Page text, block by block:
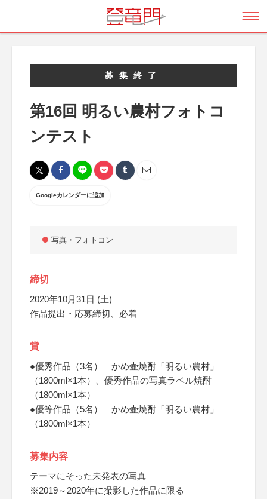
募集終了
第16回 明るい農村フォトコ
ンテスト
Googleカレンダーに追加
写真・フォトコン
締切
2020年10月31日 (土)
作品提出・応募締切、必着
賞
●優秀作品（3名） かめ壷焼酎「明るい農村」
（1800ml×1本）、優秀作品の写真ラベル焼酎
（1800ml×1本）
●優等作品（5名） かめ壷焼酎「明るい農村」
（1800ml×1本）
募集内容
テーマにそった未発表の写真
※2019～2020年に撮影した作品に限る